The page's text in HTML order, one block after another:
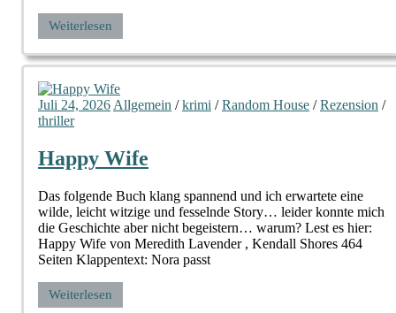
Weiterlesen
Juli 24, 2026Allgemein /krimi /Random House /Rezension /
thriller
Happy Wife
Das folgende Buch klang spannend und ich erwartete eine
wilde, leicht witzige und fesselnde Story… leider konnte mich
die Geschichte aber nicht begeistern… warum? Lest es hier:
Happy Wife von Meredith Lavender , Kendall Shores 464
Seiten Klappentext: Nora passt
Weiterlesen